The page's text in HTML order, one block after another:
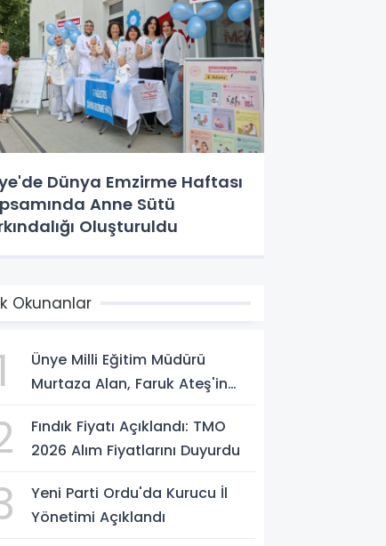
Dünya Emzirme Haftası
Anne Sütü
Oluşturuldu
Okunanlar
Ünye Milli Eğitim Müdürü
Murtaza Alan, Faruk Ateş'in
Fındık Fiyatı Açıklandı: TMO
2026 Alım Fiyatlarını Duyurdu
Yeni Parti Ordu'da Kurucu İl
Yönetimi Açıklandı